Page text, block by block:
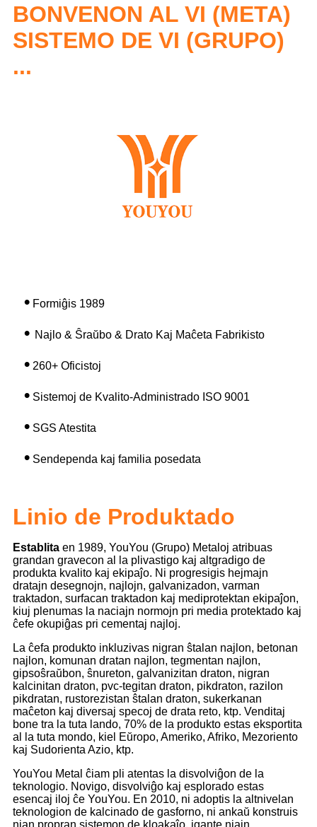
BONVENON AL VI (META)
SISTEMO DE VI (GRUPO)
...
• Formiĝis 1989
• Najlo & Ŝraŭbo & Drato Kaj Maĉeta Fabrikisto
• 260+ Oficistoj
• Sistemoj de Kvalito-Administrado ISO 9001
• SGS Atestita
• Sendependa kaj familia posedata
Linio de Produktado
Establita en 1989, YouYou (Grupo) Metaloj atribuas
grandan gravecon al la plivastigo kaj altgradigo de
produkta kvalito kaj ekipaĵo. Ni progresigis hejmajn
dratajn desegnojn, najlojn, galvanizadon, varman
traktadon, surfacan traktadon kaj mediprotektan ekipaĵon,
kiuj plenumas la naciajn normojn pri media protektado kaj
ĉefe okupiĝas pri cementaj najloj.
La ĉefa produkto inkluzivas nigran ŝtalan najlon, betonan
najlon, komunan dratan najlon, tegmentan najlon,
gipsoŝraŭbon, ŝnureton, galvanizitan draton, nigran
kalcinitan draton, pvc-tegitan draton, pikdraton, razilon
pikdratan, rustorezistan ŝtalan draton, sukerkanan
maĉeton kaj diversaj specoj de drata reto, ktp. Venditaj
bone tra la tuta lando, 70% de la produkto estas eksportita
al la tuta mondo, kiel Eŭropo, Ameriko, Afriko, Mezoriento
kaj Sudorienta Azio, ktp.
YouYou Metal ĉiam pli atentas la disvolviĝon de la
teknologio. Novigo, disvolviĝo kaj esplorado estas
esencaj iloj ĉe YouYou. En 2010, ni adoptis la altnivelan
teknologion de kalcinado de gasforno, ni ankaŭ konstruis
nian propran sistemon de kloakaĵo, igante niajn